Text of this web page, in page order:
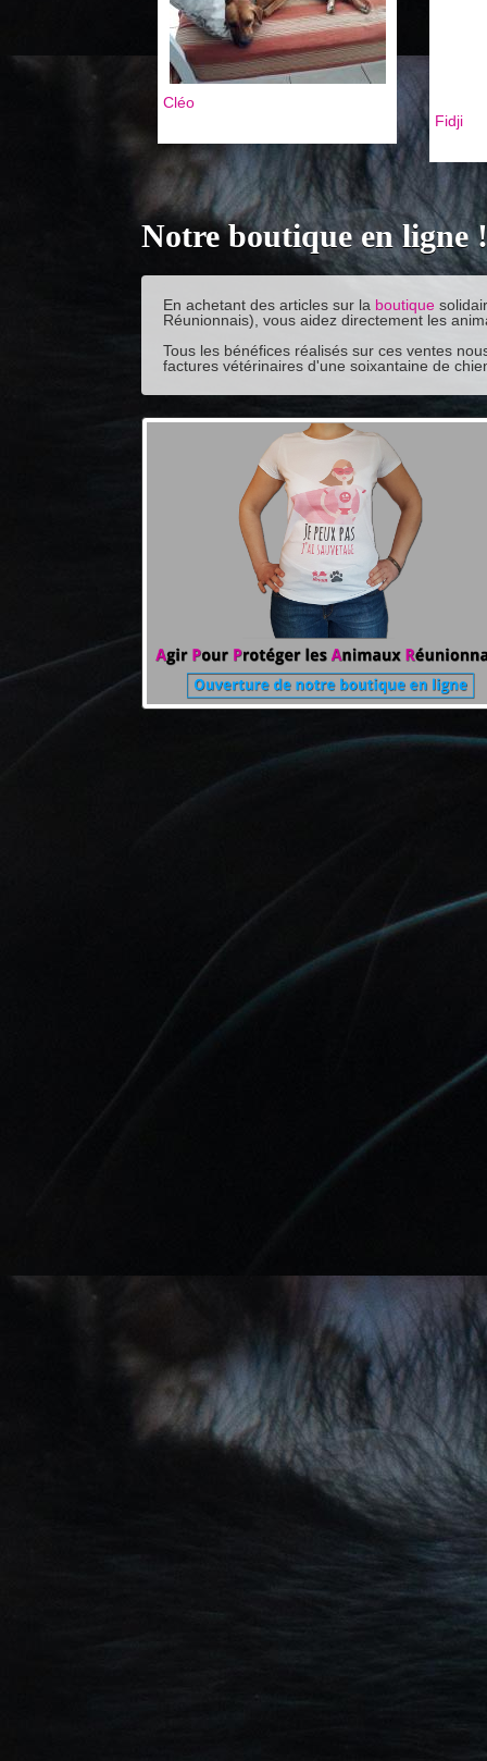
Notre boutique en ligne !
En achetant des articles sur la boutique
Réunionnais), vous aidez directement les
Tous les bénéfices réalisés sur ces ventes
factures vétérinaires d'une soixantaine de